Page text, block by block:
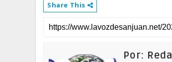
Share This
Por: